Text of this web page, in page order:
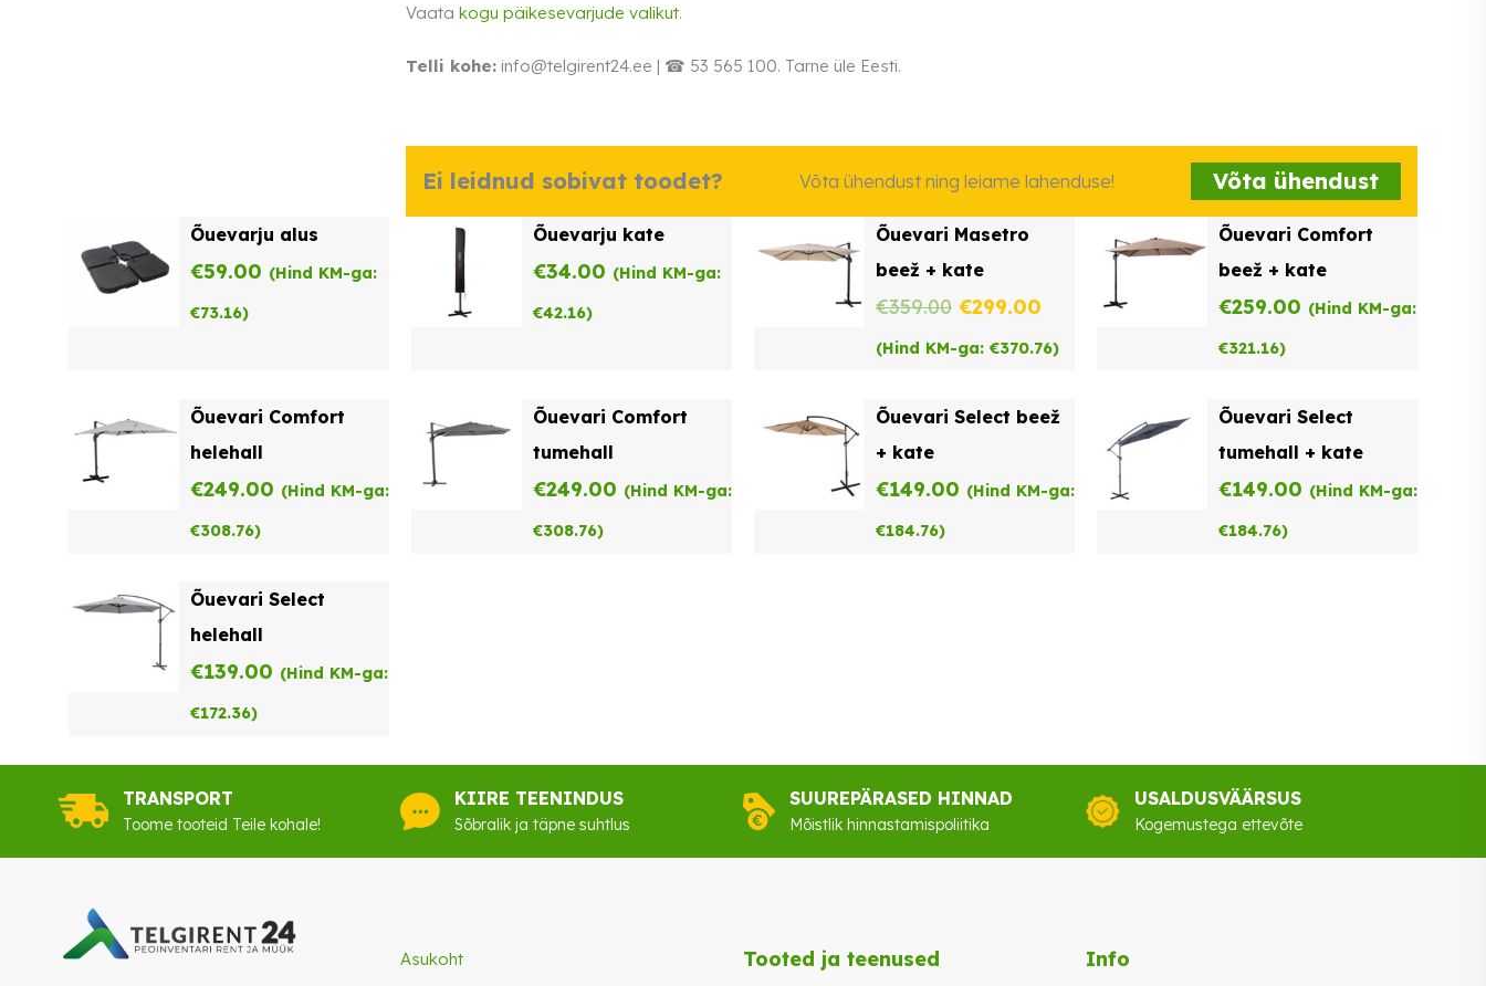
Vaata kogu päikesevarjude valikut.
Telli kohe: info@telgirent24.ee | ☎ 53 565 100. Tarne üle Eesti.
Ei leidnud sobivat toodet? Võta ühendust ning leiame lahenduse! Võta ühendust
Õuevarju alus
€59.00 (Hind KM-ga:
€73.16)
Õuevarju kate
€34.00 (Hind KM-ga:
€42.16)
Õuevari Masetro
beež + kate
€359.00 Algne
hind
€359.00.
€299.00 Praegune
hind
€299.00.
(Hind KM-ga: €370.76)
Õuevari Comfort
beež + kate
€259.00 (Hind KM-ga:
€321.16)
Õuevari Comfort
helehall
€249.00 (Hind KM-ga:
€308.76)
Õuevari Comfort
tumehall
€249.00 (Hind KM-ga:
€308.76)
Õuevari Select beež
+ kate
€149.00 (Hind KM-ga:
€184.76)
Õuevari Select
tumehall + kate
€149.00 (Hind KM-ga:
€184.76)
Õuevari Select
helehall
€139.00 (Hind KM-ga:
€172.36)
TRANSPORT
Toome tooteid Teile kohale!
KIIRE TEENINDUS
Sõbralik ja täpne suhtlus
SUUREPÄRASED HINNAD
Mõistlik hinnastamispoliitika
USALDUSVÄÄRSUS
Kogemustega ettevõte
Asukoht Tooted ja teenused Info